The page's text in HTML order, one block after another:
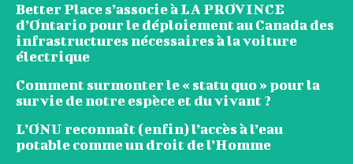
Better Place s’associe à LA PROVINCE
d’Ontario pour le déploiement au Canada des
infrastructures nécessaires à la voiture
électrique
Comment surmonter le « statu quo » pour la
survie de notre espèce et du vivant ?
L’ONU reconnaît (enfin) l’accès à l’eau
potable comme un droit de l’Homme